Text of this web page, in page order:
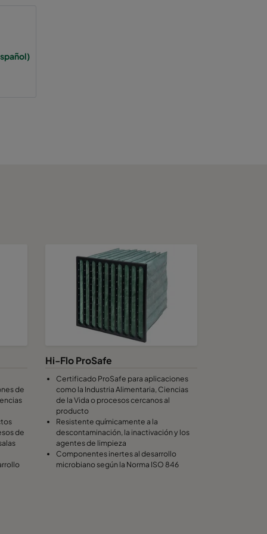
de
de
Hi-Flo ProSafe
Certificado ProSafe para aplicaciones
como la Industria Alimentaria, Ciencias
de la Vida o procesos cercanos al
producto
Resistente químicamente a la
descontaminación, la inactivación y los
agentes de limpieza
Componentes inertes al desarrollo
microbiano según la Norma ISO 846